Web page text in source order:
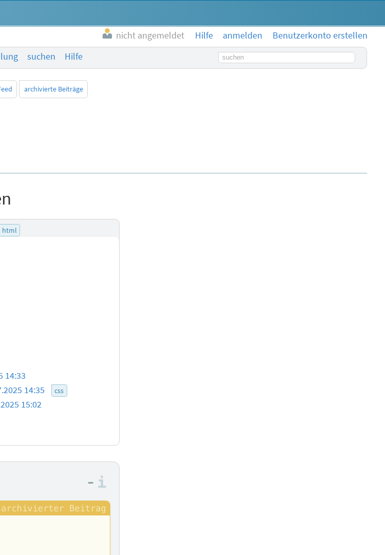
nicht angemeldet Hilfe anmelden
Benutzerkonto erstellen
suchen Hilfe Suchbegriff
archivierte Beiträge
html
14:33
14:35 css
15:02
–